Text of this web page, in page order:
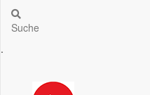
Suche
.